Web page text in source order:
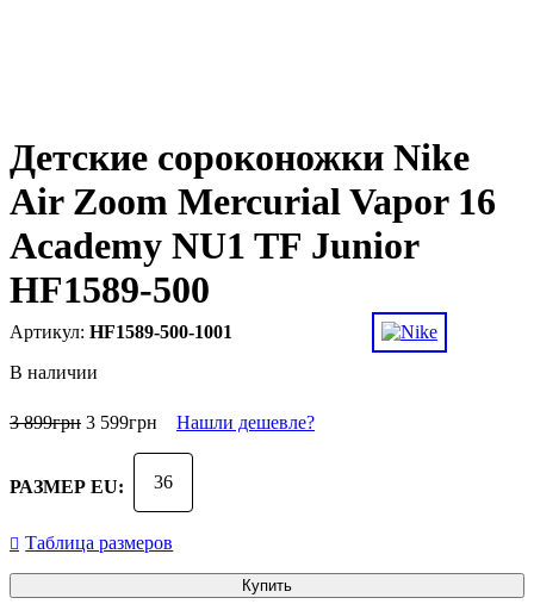
Детские сороконожки Nike
Air Zoom Mercurial Vapor 16
Academy NU1 TF Junior
HF1589-500
HF1589-500-1001
В наличии
3 899грн 3 599грн Нашли дешевле?
РАЗМЕР EU: 36
Таблица размеров
Купить